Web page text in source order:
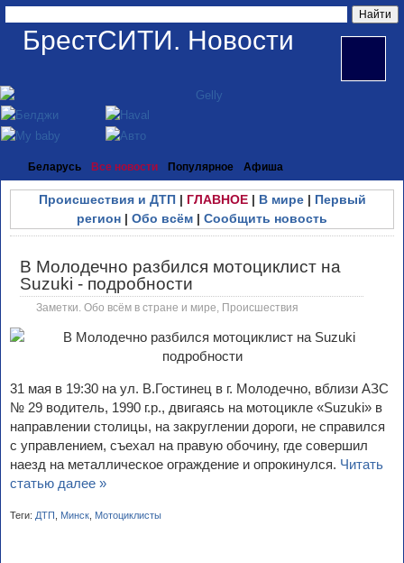
БрестСИТИ. Новости
Беларусь Все новости Популярное Афиша
Происшествия и ДТП| ГЛАВНОЕ| В мире| Первый
регион | Обо всём | Сообщить новость
В Молодечно разбился мотоциклист на
Suzuki - подробности
Заметки. Обо всём в стране и мире Происшествия
31 мая в 19:30 на ул. В.Гостинец в г. Молодечно, вблизи АЗС
№ 29 водитель, 1990 г.р., двигаясь на мотоцикле «Suzuki» в
направлении столицы, на закруглении дороги, не справился
с управлением, съехал на правую обочину, где совершил
наезд на металлическое ограждение и опрокинулся. Читать
статью далее »
Теги: ДТП Минск Мотоциклисты